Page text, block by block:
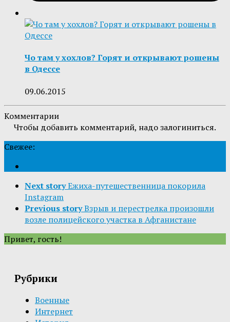
Чо там у хохлов? Горят и открывают рошены
в Одессе
09.06.2015
Комментарии
Чтобы добавить комментарий, надо залогиниться.
Свежее:
Next storyЕжиха-путешественница покорила
Instagram
Previous storyВзрыв и перестрелка произошли
возле полицейского участка в Афганистане
Привет, гость!
Рубрики
Военные
Интернет